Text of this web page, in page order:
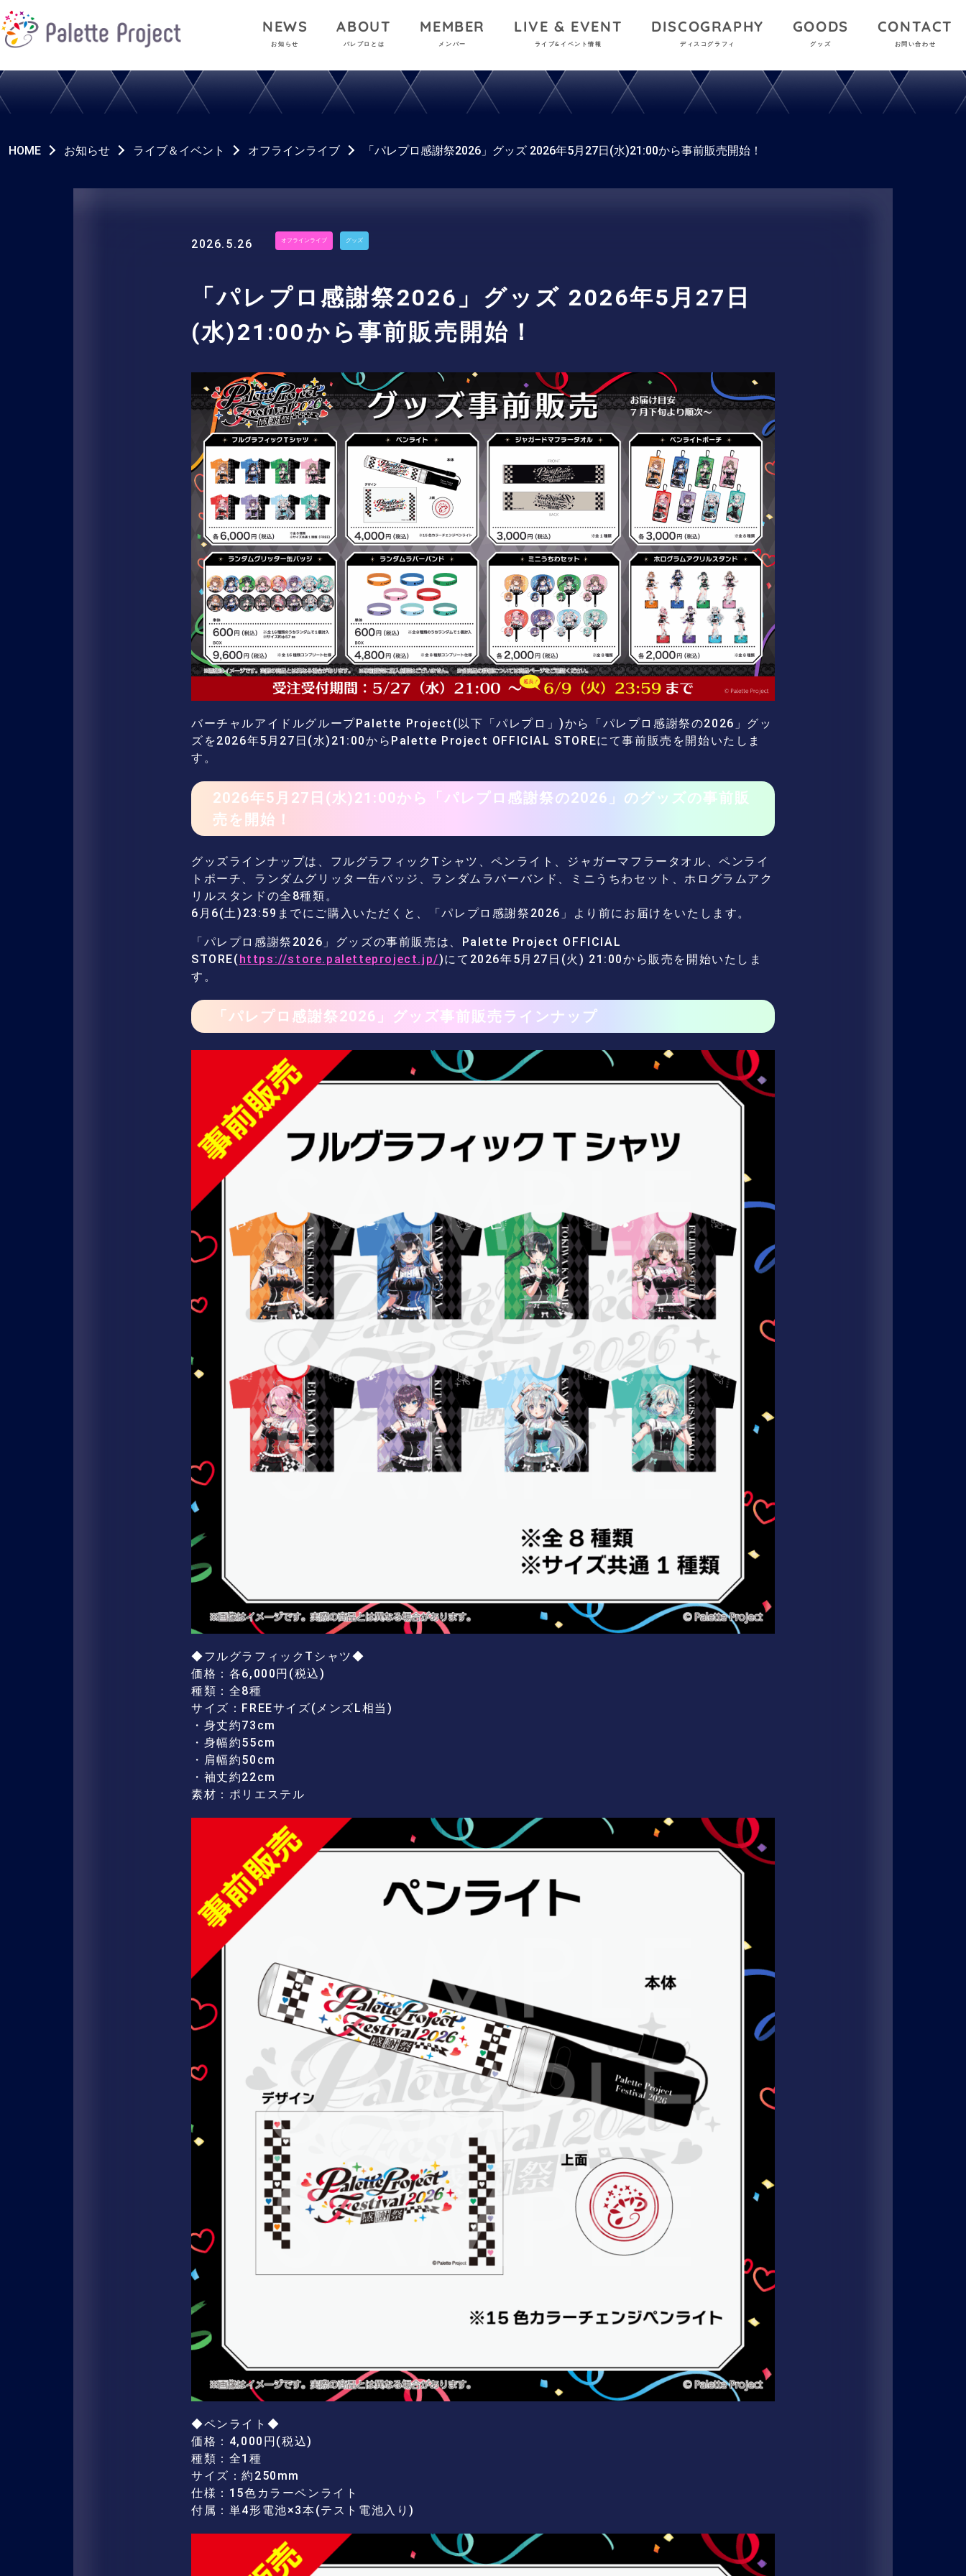
NEWS
お知らせ
ABOUT
パレプロとは
MEMBER
メンバー
LIVE & EVENT
ライブ&イベント情報
DISCOGRAPHY
ディスコグラフィ
GOODS
グッズ
CONTACT
お問い合わせ
HOME お知らせ ライブ＆イベント オフラインライブ 「パレプロ感謝祭2026」グッズ 2026年5月27日(水)21:00から事前販売開始！
2026.5.26 オフラインライブ グッズ
「パレプロ感謝祭2026」グッズ 2026年5月27日
(水)21:00から事前販売開始！
バーチャルアイドルグループPalette Project(以下「パレプロ」)から「パレプロ感謝祭の2026」グッ
ズを2026年5月27日(水)21:00からPalette Project OFFICIAL STOREにて事前販売を開始いたしま
す。
2026年5月27日(水)21:00から「パレプロ感謝祭の2026」のグッズの事前販
売を開始！
グッズラインナップは、フルグラフィックTシャツ、ペンライト、ジャガーマフラータオル、ペンライ
トポーチ、ランダムグリッター缶バッジ、ランダムラバーバンド、ミニうちわセット、ホログラムアク
リルスタンドの全8種類。
6月6(土)23:59までにご購入いただくと、「パレプロ感謝祭2026」より前にお届けをいたします。
「パレプロ感謝祭2026」グッズの事前販売は、Palette Project OFFICIAL
STORE(https://store.paletteproject.jp/)にて2026年5月27日(火) 21:00から販売を開始いたしま
す。
「パレプロ感謝祭2026」グッズ事前販売ラインナップ
◆フルグラフィックTシャツ◆
価格：各6,000円(税込)
種類：全8種
サイズ：FREEサイズ(メンズL相当)
・身丈約73cm
・身幅約55cm
・肩幅約50cm
・袖丈約22cm
素材：ポリエステル
◆ペンライト◆
価格：4,000円(税込)
種類：全1種
サイズ：約250mm
仕様：15色カラーペンライト
付属：単4形電池×3本(テスト電池入り)